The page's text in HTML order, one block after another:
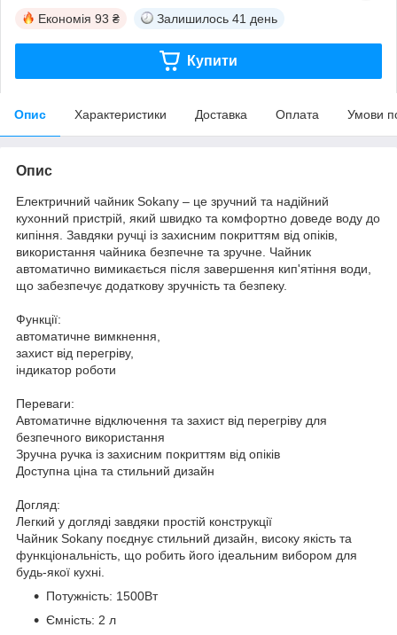
Економія 93 ₴ Залишилось 41 день
Купити
Опис Характеристики Доставка Оплата Умови
Опис
Електричний чайник Sokany – це зручний та надійний
кухонний пристрій, який швидко та комфортно доведе воду до
кипіння. Завдяки ручці із захисним покриттям від опіків,
використання чайника безпечне та зручне. Чайник
автоматично вимикається після завершення кип'ятіння води,
що забезпечує додаткову зручність та безпеку.
Функції:
автоматичне вимкнення,
захист від перегріву,
індикатор роботи
Переваги:
Автоматичне відключення та захист від перегріву для
безпечного використання
Зручна ручка із захисним покриттям від опіків
Доступна ціна та стильний дизайн
Догляд:
Легкий у догляді завдяки простій конструкції
Чайник Sokany поєднує стильний дизайн, високу якість та
функціональність, що робить його ідеальним вибором для
будь-якої кухні.
Потужність: 1500Вт
Ємність: 2 л